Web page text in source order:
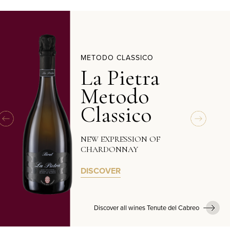
METODO CLASSICO
La Pietra
Metodo
Classico
NEW EXPRESSION OF
CHARDONNAY
DISCOVER
Discover all wines Tenute del Cabreo